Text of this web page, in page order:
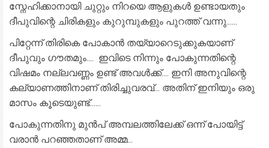
സ്നേഹിക്കാനായി ചുറ്റും നിറയെ ആളുകൾ ഉണ്ടായതും
ദീപുവിന്റെ ചിരികളും കുറുമ്പുകളും പുറത്ത് വന്നു......
പിറ്റേന്ന് തിരികെ പോകാൻ തയ്യാറെടുക്കുകയാണ്
ദീപുവും ഗൗതമും.... ഇവിടെ നിന്നും പോകുന്നതിന്റെ
വിഷമം നല്ലവണ്ണം ഉണ്ട് അവൾക്ക്.... ഇനി അനുവിന്റെ
കല്യാണത്തിനാണ് തിരിച്ചുവരവ്... അതിന് ഇനിയും ഒരു
മാസം കൂടെയുണ്ട്......
പോകുന്നതിനു മുൻപ് അമ്പലത്തിലേക്ക് ഒന്ന് പോയിട്ട്
വരാൻ പറഞ്ഞതാണ് അമ്മ...